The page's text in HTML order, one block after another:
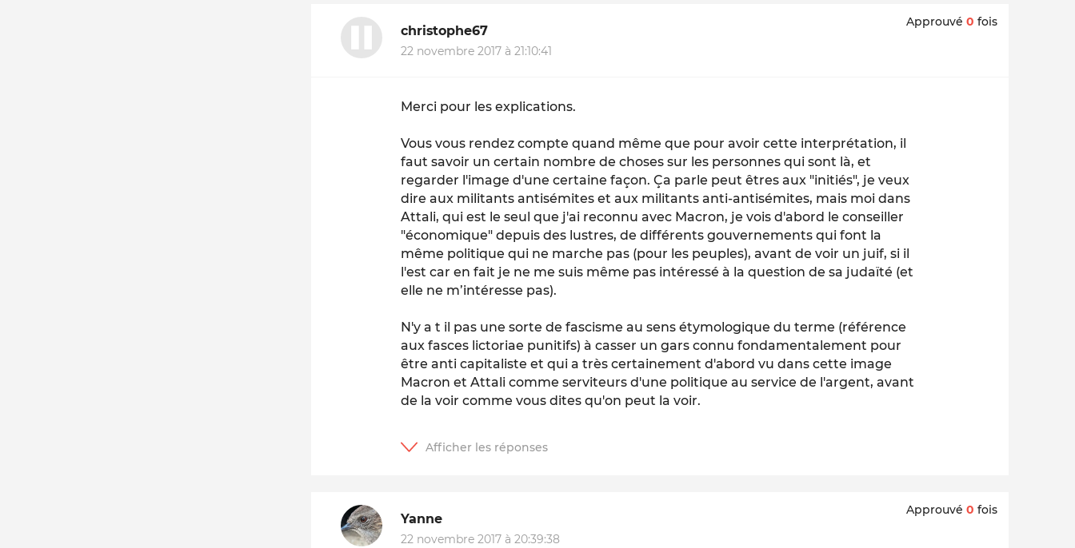
christophe67
22 novembre 2017 à 21:10:41
Approuvé 0 fois
Merci pour les explications.
Vous vous rendez compte quand même que pour avoir cette interprétation, il
faut savoir un certain nombre de choses sur les personnes qui sont là, et
regarder l'image d'une certaine façon. Ça parle peut êtres aux "initiés", je veux
dire aux militants antisémites et aux militants anti-antisémites, mais moi dans
Attali, qui est le seul que j'ai reconnu avec Macron, je vois d'abord le conseiller
"économique" depuis des lustres, de différents gouvernements qui font la
même politique qui ne marche pas (pour les peuples), avant de voir un juif, si il
l'est car en fait je ne me suis même pas intéressé à la question de sa judaïté (et
elle ne m’intéresse pas).
N'y a t il pas une sorte de fascisme au sens étymologique du terme (référence
aux fasces lictoriae punitifs) à casser un gars connu fondamentalement pour
être anti capitaliste et qui a très certainement d'abord vu dans cette image
Macron et Attali comme serviteurs d'une politique au service de l'argent, avant
de la voir comme vous dites qu'on peut la voir.
Yanne
22 novembre 2017 à 20:39:38
Approuvé 0 fois